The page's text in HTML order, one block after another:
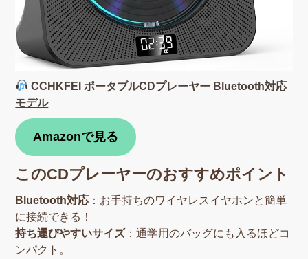
CCHKFEI ポータブルCDプレーヤー Bluetooth対応
モデル
Amazonで見る
このCDプレーヤーのおすすめポイント
Bluetooth対応 ：お手持ちのワイヤレスイヤホンと簡単
に接続できる！
持ち運びやすいサイズ：通学用のバッグにも入るほどコ
ンパクト。